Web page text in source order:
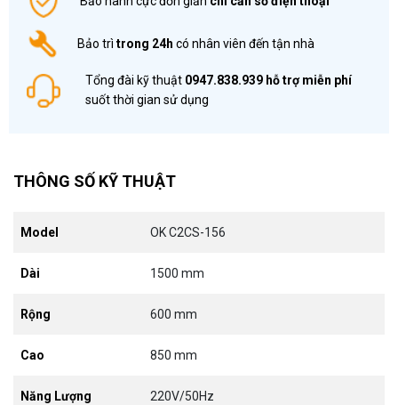
Bảo trì trong 24h có nhân viên đến tận nhà
Tổng đài kỹ thuật 0947.838.939 hỗ trợ miễn phí
suốt thời gian sử dụng
THÔNG SỐ KỸ THUẬT
Model OK C2CS-156
Dài 1500 mm
Rộng 600 mm
Cao 850 mm
Năng Lượng 220V/50Hz